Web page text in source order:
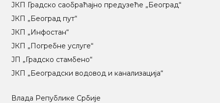
ЈКП Градско саобраћајно предузеће „Београд“
ЈКП „Београд пут“
ЈКП „Инфостан“
ЈКП „Погребне услуге“
ЈП „Градско стамбено“
ЈКП „Београдски водовод и канализација“
Влада Републике Србије